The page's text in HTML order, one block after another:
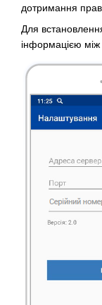
дотримання
Для
інформацією